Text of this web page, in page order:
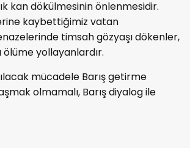
kan dökülmesinin önlenmesidir.
kaybettiğimiz vatan
timsah gözyaşı dökenler,
ölüme yollayanlardır.
mücadele Barış getirme
olmamalı, Barış diyalog ile